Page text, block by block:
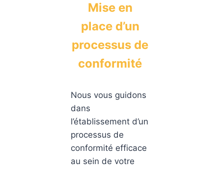
Mise en
place d’un
processus de
conformité
Nous vous guidons
dans
l’établissement d’un
processus de
conformité efficace
au sein de votre